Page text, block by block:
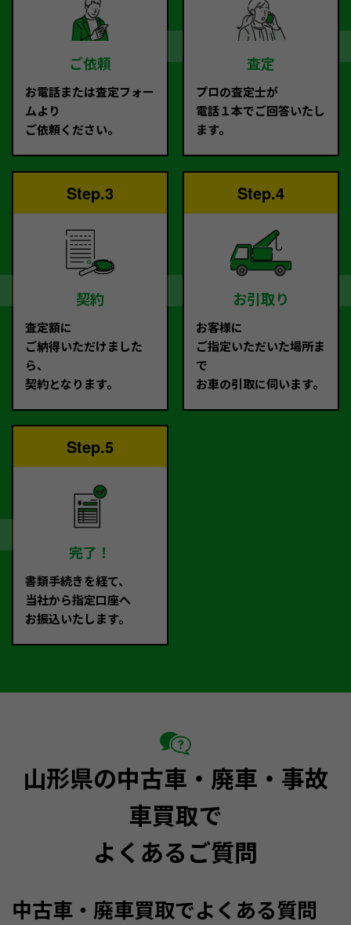
ご依頼
お電話または査定フォー
ムより
ご依頼ください。
査定
プロの査定士が
電話１本でご回答いたし
ます。
Step.3
契約
査定額に
ご納得いただけました
ら、
契約となります。
Step.4
お引取り
お客様に
ご指定いただいた場所ま
で
お車の引取に伺います。
Step.5
完了！
書類手続きを経て、
当社から指定口座へ
お振込いたします。
山形県の中古車・廃車・事故
車買取で
よくあるご質問
中古車・廃車買取でよくある質問